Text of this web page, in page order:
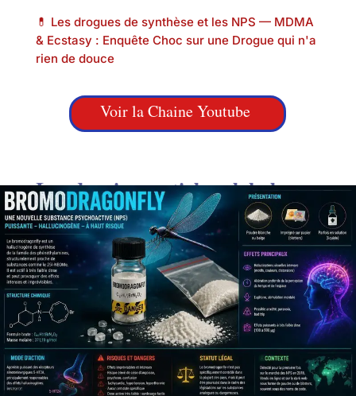
💊 Les drogues de synthèse et les NPS — MDMA
& Ecstasy : Enquête Choc sur une Drogue qui n'a
rien de douce
Voir la Chaine Youtube
Les derniers articles globalzone